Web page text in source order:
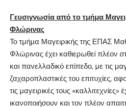
Γευσιγνωσία από το τμήμα
Φλώρινας
Το τμήμα Μαγειρικής της ΕΠΑΣ
Φλώρινας έχει καθιερωθεί πλέον
και πανελλαδικό επίπεδο, με τις
ζαχαροπλαστικές του επιτυχίες,
τις μαγειρικές τους
ικανοποιήσουν και τον πλέον